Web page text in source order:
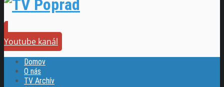
Youtube kanál
Domov
O nás
TV Archív